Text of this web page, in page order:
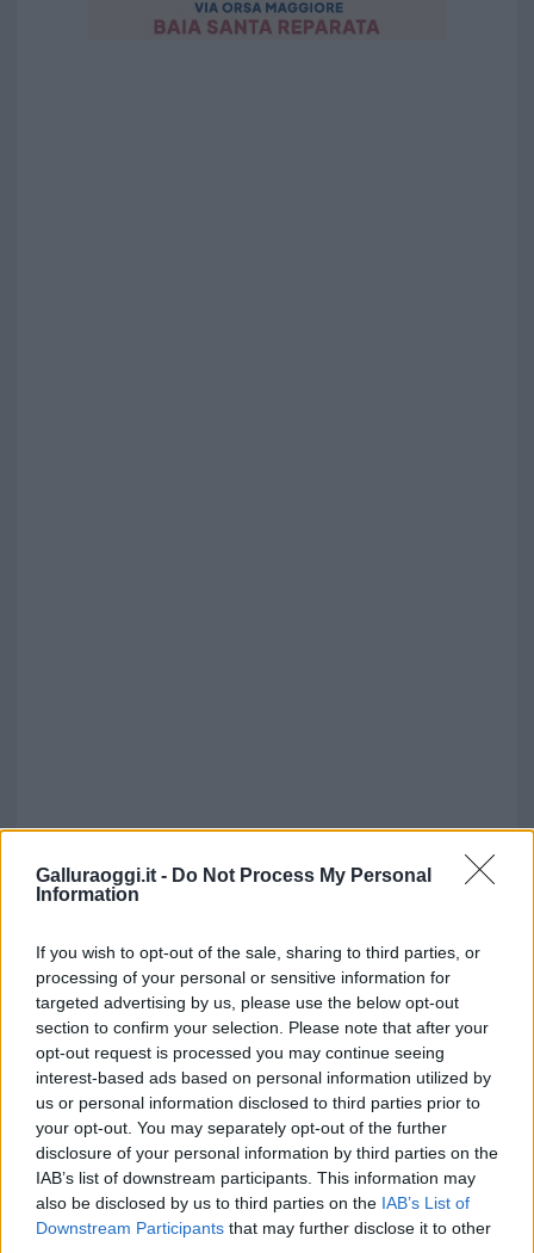
Galluraoggi.it - Do Not Process My Personal
Information
If you wish to opt-out of the sale, sharing to third parties, or
processing of your personal or sensitive information for
targeted advertising by us, please use the below opt-out
section to confirm your selection. Please note that after your
opt-out request is processed you may continue seeing
interest-based ads based on personal information utilized by
us or personal information disclosed to third parties prior to
your opt-out. You may separately opt-out of the further
disclosure of your personal information by third parties on the
IAB’s list of downstream participants. This information may
also be disclosed by us to third parties on the IAB’s List of
Downstream Participants that may further disclose it to other